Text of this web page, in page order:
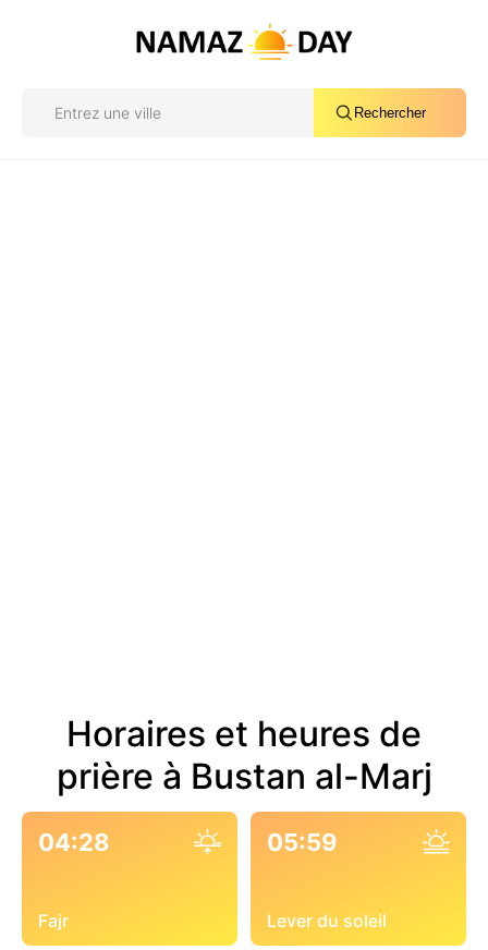
Rechercher
Horaires et heures de
prière à Bustan al-Marj
04:28
Fajr
05:59
Lever du soleil